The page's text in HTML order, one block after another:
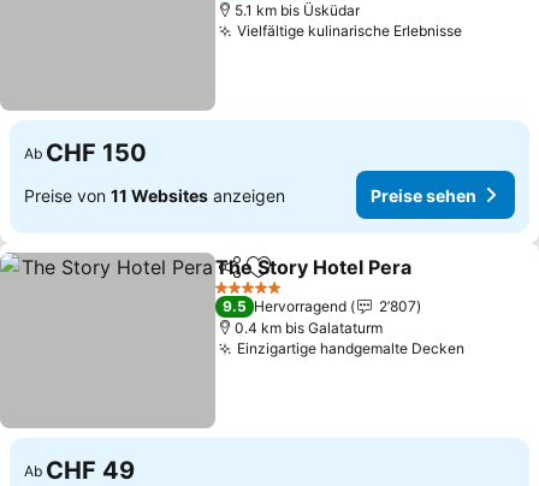
5.1 km bis Üsküdar
Vielfältige kulinarische ErlebnissePreise
Ab CHF 150
Preise von 11 Websites anzeigen Preise sehen
TeilenZu Favoriten hinzufügen
The Story Hotel Pera
5 Sterne
9.5 Hervorragend
2’807
0.4 km bis Galataturm
Einzigartige handgemalte Decken
Ab CHF 49